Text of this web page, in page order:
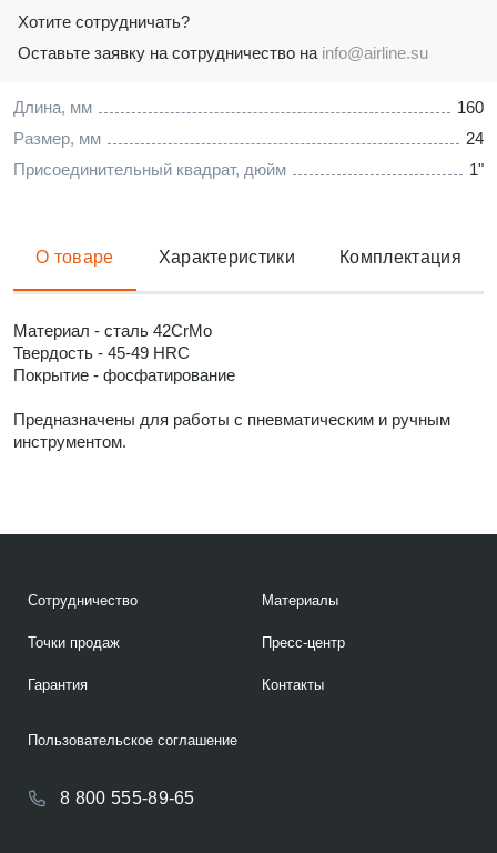
Длина, мм
160
Размер, мм
24
Присоединительный квадрат, дюйм
1"
Хотите сотрудничать?
Оставьте заявку на сотрудничество на info@airline.su
О товаре Характеристики Комплектация
Материал - сталь 42CrMo
Твердость - 45-49 HRC
Покрытие - фосфатирование
Предназначены для работы с пневматическим и ручным
инструментом.
Сотрудничество
Точки продаж
Гарантия
Материалы
Пресс-центр
Контакты
8 800 555-89-65
Пользовательское соглашение